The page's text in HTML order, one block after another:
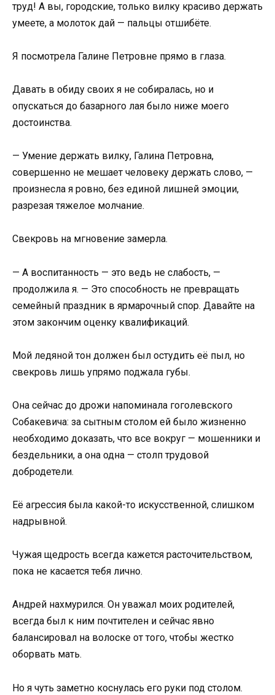
труд! А вы, городские, только вилку красиво держать
умеете, а молоток дай — пальцы отшибёте.
Я посмотрела Галине Петровне прямо в глаза.
Давать в обиду своих я не собиралась, но и
опускаться до базарного лая было ниже моего
достоинства.
— Умение держать вилку, Галина Петровна,
совершенно не мешает человеку держать слово, —
произнесла я ровно, без единой лишней эмоции,
разрезая тяжелое молчание.
Свекровь на мгновение замерла.
— А воспитанность — это ведь не слабость, —
продолжила я. — Это способность не превращать
семейный праздник в ярмарочный спор. Давайте на
этом закончим оценку квалификаций.
Мой ледяной тон должен был остудить её пыл, но
свекровь лишь упрямо поджала губы.
Она сейчас до дрожи напоминала гоголевского
Собакевича: за сытным столом ей было жизненно
необходимо доказать, что все вокруг — мошенники и
бездельники, а она одна — столп трудовой
добродетели.
Её агрессия была какой-то искусственной, слишком
надрывной.
Чужая щедрость всегда кажется расточительством,
пока не касается тебя лично.
Андрей нахмурился. Он уважал моих родителей,
всегда был к ним почтителен и сейчас явно
балансировал на волоске от того, чтобы жестко
оборвать мать.
Но я чуть заметно коснулась его руки под столом.